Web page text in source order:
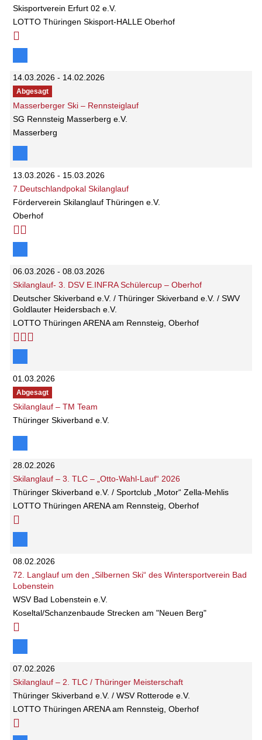
Skisportverein Erfurt 02 e.V.
LOTTO Thüringen Skisport-HALLE Oberhof
14.03.2026 - 14.02.2026
Abgesagt
Masserberger Ski – Rennsteiglauf
SG Rennsteig Masserberg e.V.
Masserberg
13.03.2026 - 15.03.2026
7.Deutschlandpokal Skilanglauf
Förderverein Skilanglauf Thüringen e.V.
Oberhof
06.03.2026 - 08.03.2026
Skilanglauf- 3. DSV E.INFRA Schülercup – Oberhof
Deutscher Skiverband e.V. / Thüringer Skiverband e.V. / SWV
Goldlauter Heidersbach e.V.
LOTTO Thüringen ARENA am Rennsteig, Oberhof
01.03.2026
Abgesagt
Skilanglauf – TM Team
Thüringer Skiverband e.V.
28.02.2026
Skilanglauf – 3. TLC – „Otto-Wahl-Lauf“ 2026
Thüringer Skiverband e.V. / Sportclub „Motor“ Zella-Mehlis
LOTTO Thüringen ARENA am Rennsteig, Oberhof
08.02.2026
72. Langlauf um den „Silbernen Ski“ des Wintersportverein Bad
Lobenstein
WSV Bad Lobenstein e.V.
Koseltal/Schanzenbaude Strecken am "Neuen Berg"
07.02.2026
Skilanglauf – 2. TLC / Thüringer Meisterschaft
Thüringer Skiverband e.V. / WSV Rotterode e.V.
LOTTO Thüringen ARENA am Rennsteig, Oberhof